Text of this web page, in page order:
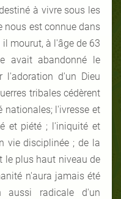
à vivre sous les
nous est connue dans
mourut, à l'âge de 63
avait abandonné le
l'adoration d'un Dieu
tribales cédèrent
nationales; l'ivresse et
et piété ; l'iniquité et
vie disciplinée ; de la
le plus haut niveau de
n'aura jamais été
aussi radicale d'un